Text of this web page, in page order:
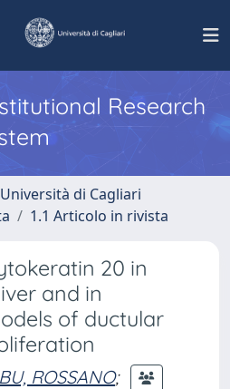
Research
di Cagliari
1.1 Articolo in rivista
20 in
and in
of ductular
ROSSANO;